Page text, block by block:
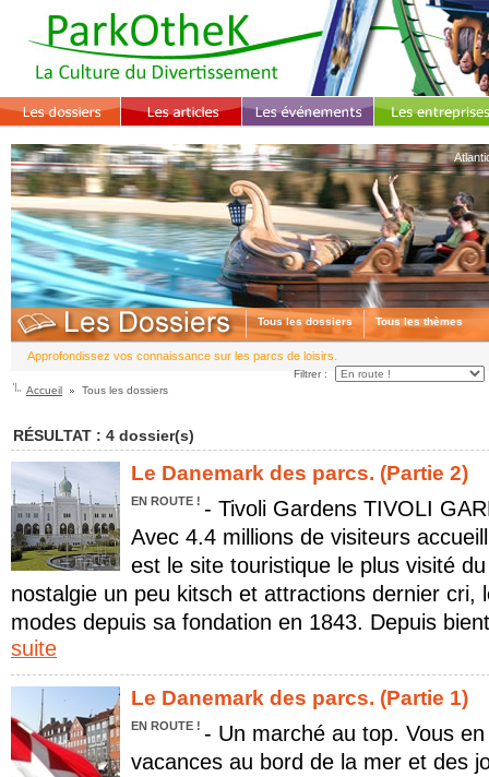
Tous les dossiers Tous les thèmes
Approfondissez vos connaissance sur les parcs de loisirs.
Accueil Tous les dossiers
Filtrer :
RÉSULTAT : 4 dossier(s)
Le Danemark des parcs. (Partie 2)
EN ROUTE ! - Tivoli Gardens TIVOLI
Avec 4.4 millions de visiteurs
est le site touristique le plus visité
nostalgie un peu kitsch et attractions dernier cri,
modes depuis sa fondation en 1843. Depuis
suite
Le Danemark des parcs. (Partie 1)
EN ROUTE ! - Un marché au top. Vous
vacances au bord de la mer et des